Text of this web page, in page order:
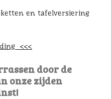
en tafelversiering
<<<
door de
onze zijden